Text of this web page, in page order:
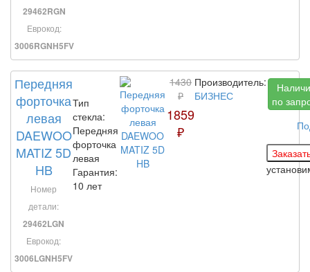
29462RGN
Еврокод:
3006RGNH5FV
Передняя
форточка
левая
DAEWOO
MATIZ 5D
HB
Номер
детали:
29462LGN
Еврокод:
3006LGNH5FV
Тип
стекла:
Передняя
форточка
левая
Гарантия:
10 лет
1430
₽
1859
₽
Производитель:
БИЗНЕС
по